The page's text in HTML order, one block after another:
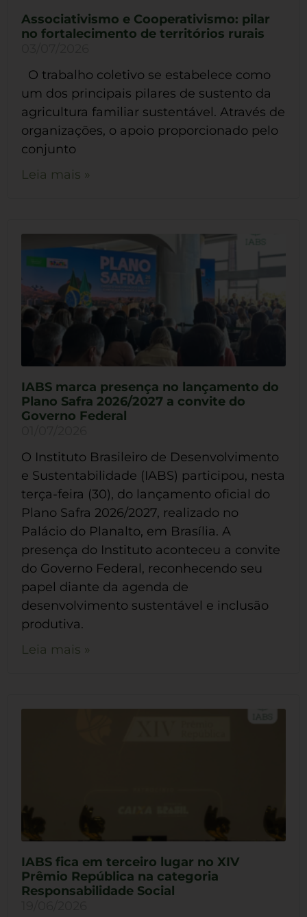
Associativismo e Cooperativismo: pilar
no fortalecimento de territórios rurais
O trabalho coletivo se estabelece como
um dos principais pilares de sustento da
agricultura familiar sustentável. Através de
organizações, o apoio proporcionado pelo
conjunto
Leia mais »
IABS marca presença no lançamento do
Plano Safra 2026/2027 a convite do
Governo Federal
O Instituto Brasileiro de Desenvolvimento
e Sustentabilidade (IABS) participou, nesta
terça-feira (30), do lançamento oficial do
Plano Safra 2026/2027, realizado no
Palácio do Planalto, em Brasília. A
presença do Instituto aconteceu a convite
do Governo Federal, reconhecendo seu
papel diante da agenda de
desenvolvimento sustentável e inclusão
produtiva.
Leia mais »
IABS fica em terceiro lugar no XIV
Prêmio República na categoria
Responsabilidade Social